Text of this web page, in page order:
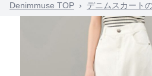
Denimmuse TOP › デニムスカート